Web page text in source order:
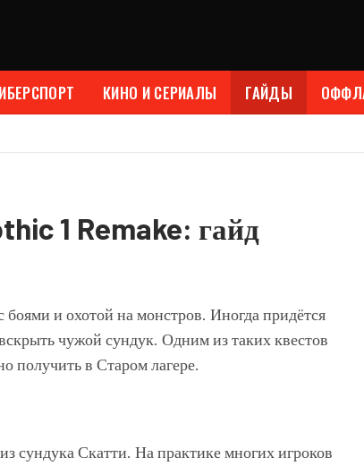
КИНО И СЕРИАЛЫ ГАЙДЫ
1 Remake: гайд
боями и охотой на монстров. Иногда придётся
чужой сундук. Одним из таких квестов
получить в Старом лагере.
сундука Скатти. На практике многих игроков